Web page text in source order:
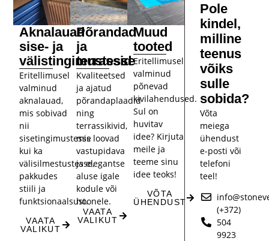
Aknalauad
sise- ja
välistingimustesse
Eritellimusel
valminud
aknalauad,
mis sobivad
nii
sisetingimustesse
kui ka
välisilmestustesse,
pakkudes
stiili ja
funktsionaalsust.
VAATA
VALIKUT
Põrandad
ja
terrassid
Kvaliteetsed
ja ajatud
põrandaplaadid
ning
terrassikivid,
mis loovad
vastupidava
ja elegantse
aluse igale
kodule või
hoonele.
VAATA
VALIKUT
Muud
tooted
Eritellimusel
valminud
põnevad
kivilahendused.
Sul on
huvitav
idee? Kirjuta
meile ja
teeme sinu
idee teoks!
VÕTA
ÜHENDUST
Pole
kindel,
milline
teenus
võiks
sulle
sobida?
Võta
meiega
ühendust
e-posti või
telefoni
teel!
(+372)
504
9923